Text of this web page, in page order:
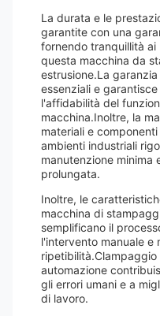
La durata e le
garantite con una
fornendo tranquillità
questa macchina da
estrusione.La
essenziali e
l'affidabilità del
macchina.Inoltre, la
materiali e
ambienti industriali
manutenzione minima
prolungata.
Inoltre, le
macchina di
semplificano il
l'intervento manuale e
automazione
gli errori umani e a
di lavoro.